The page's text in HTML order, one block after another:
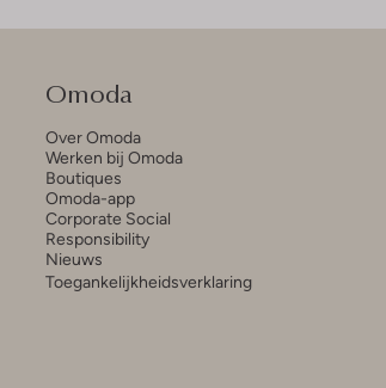
Omoda
Over Omoda
Werken bij Omoda
Boutiques
Omoda-app
Corporate Social
Responsibility
Nieuws
Toegankelijkheidsverklaring